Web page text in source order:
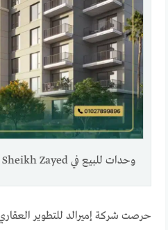
وحدات للبيع في Lavinora Residence El Sheikh Zayed
حرصت شركة إميرالد للتطوير